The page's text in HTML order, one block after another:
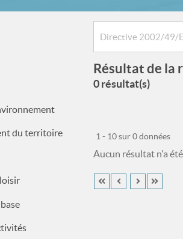
du territoire
Résultat de la
0 résultat(s)
1 - 10 sur 0 données
Aucun résultat n'a